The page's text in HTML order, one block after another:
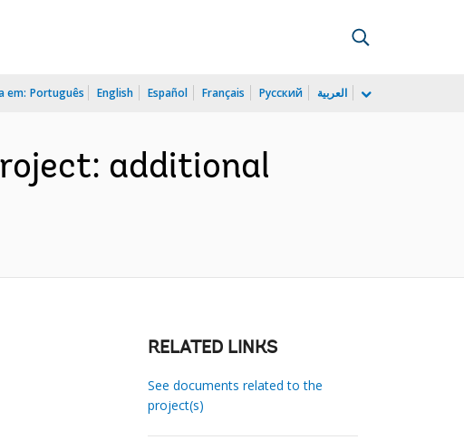
em: Português English Español Français Русский العربية
additional
RELATED LINKS
See documents related to the
project(s)